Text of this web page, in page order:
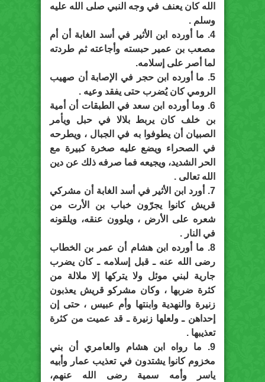
الله كان يعنف في وجه النبي صلى الله عليه
وسلم .
4. ما أورده ابن الأثير في أسد الغابة أن أم
مصعب بن عمير حبسته وأجاعته ثم طردته
لما أصر على إسلامه.
5. ما أورده ابن حجر في الإصابة أن صهيب
الرومي كان يُضرب حتى يفقد وعيه .
6. وما أورده ابن سعد في الطبقات أن أمية
بن خلف كان يربط بلالا في حبل ويأمر
الصبيان أن يطوفوا به في الجبال ، ويطرحه
في الصحراء ويضع عليه صخرة كبيرة مع
الحر الشديد، ويجيعه فما صرفه ذلك عن دين
الله تعالى .
7. أورد ابن الأثير في أسد الغابة أن مشركي
قريش كانوا يجرّون خباب بن الأرت من
شعره على الأرض ، ويلوون عنقه، ويلقونه
في النار .
8. ما أورده ابن هشام أن عمر بن الخطاب
رضى الله عنه ـ قبل إسلامه ـ كان يضرب
جارية لبني موئل ولا يتركها إلا ملالة من
كثرة ضربها ، وكان مشركو قريش يعذبون
زنيرة والنهدية وابنتها وأم عبيس ، حتى إن
إحداهن ـ ولعلها زنيرة ـ قد عميت من كثرة
تعذيبها .
9. ما رواه ابن هشام والعامري أن بني
مخزوم كانوا يشتدون في تعذيب عمار وأبيه
ياسر وأمه سمية رضى الله عنهم،